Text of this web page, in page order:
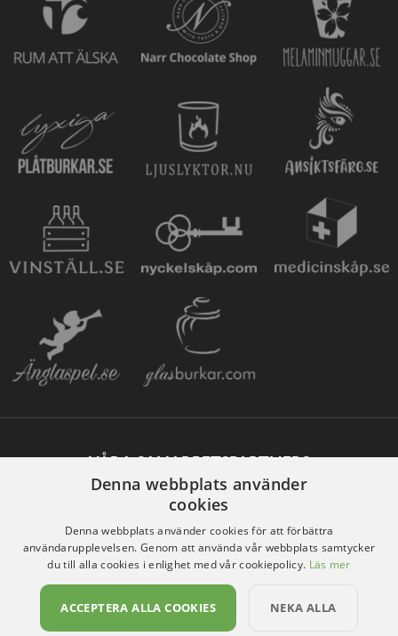
VÅRA SAMARBETSPARTNERS
Denna webbplats använder
cookies
Denna webbplats använder cookies för att förbättra
användarupplevelsen. Genom att använda vår webbplats samtycker
du till alla cookies i enlighet med vår cookiepolicy. Läs mer
ACCEPTERA ALLA COOKIES NEKA ALLA